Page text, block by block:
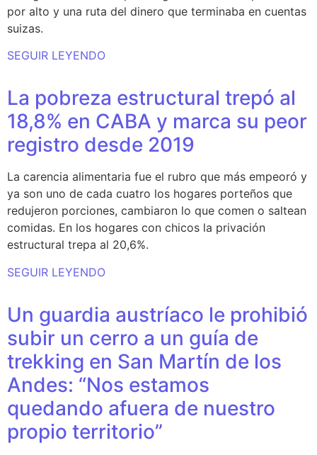
por alto y una ruta del dinero que terminaba en cuentas
suizas.
SEGUIR LEYENDO
La pobreza estructural trepó al
18,8% en CABA y marca su peor
registro desde 2019
La carencia alimentaria fue el rubro que más empeoró y
ya son uno de cada cuatro los hogares porteños que
redujeron porciones, cambiaron lo que comen o saltean
comidas. En los hogares con chicos la privación
estructural trepa al 20,6%.
SEGUIR LEYENDO
Un guardia austríaco le prohibió
subir un cerro a un guía de
trekking en San Martín de los
Andes: “Nos estamos
quedando afuera de nuestro
propio territorio”